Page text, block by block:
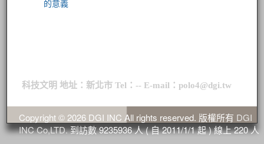
的意義
科技文明 地址：新北市 Tel：-- E-mail：polo4@dgi.tw
Copyright © 2026 DGI INC All rights reserved. 版權所有 DGI
INC Co,LTD.到訪數9235936人 ( 自 2011/1/1 起 ) 線上220人